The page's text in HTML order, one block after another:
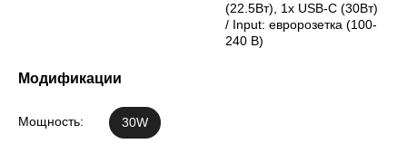
(22.5Вт), 1x USB-C (30Вт)
/ Input: евророзетка (100-
240 В)
Модификации
Мощность: 30W